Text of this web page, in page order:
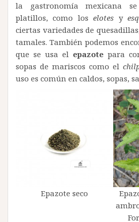
la gastronomía mexicana
platillos, como loselotes y
ciertas variedades de
tamales. También podemos
que se usa el epazote para
sopas de mariscos como el
uso es común en caldos, sopas,
Epazote seco